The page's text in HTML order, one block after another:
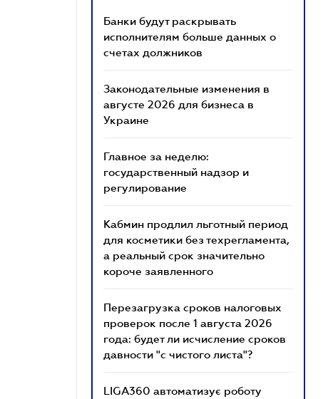
Банки будут раскрывать
исполнителям больше данных о
счетах должников
Законодательные изменения в
августе 2026 для бизнеса в
Украине
Главное за неделю:
государственный надзор и
регулирование
Кабмин продлил льготный период
для косметики без техрегламента,
а реальный срок значительно
короче заявленного
Перезагрузка сроков налоговых
проверок после 1 августа 2026
года: будет ли исчисление сроков
давности "с чистого листа"?
LIGA360 автоматизує роботу